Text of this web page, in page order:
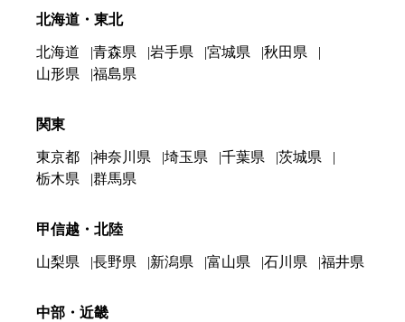
北海道・東北
北海道 青森県 岩手県 宮城県
秋田県
山形県
福島県
関東
東京都 神奈川県 埼玉県 千葉県
茨城県
栃木県
群馬県
甲信越・北陸
山梨県 長野県 新潟県 富山県 石川県 福井県
中部・近畿